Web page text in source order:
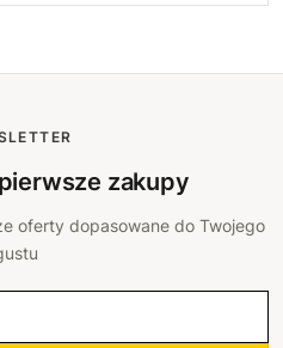
zakupy
oferty dopasowane do Twojego